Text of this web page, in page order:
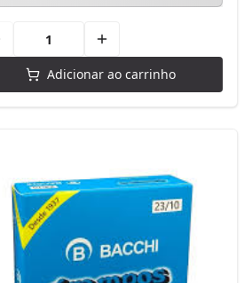
Adicionar ao carrinho